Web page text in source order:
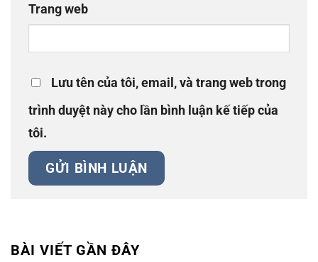
Trang web
Lưu tên của tôi, email, và trang web trong
trình duyệt này cho lần bình luận kế tiếp của
tôi.
BÀI VIẾT GẦN ĐÂY